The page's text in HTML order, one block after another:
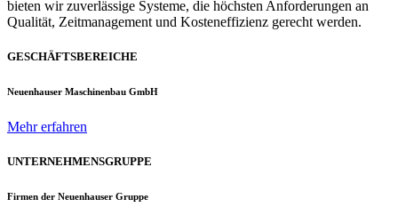
bieten wir zuverlässige Systeme, die höchsten Anforderungen an
Qualität, Zeitmanagement und Kosteneffizienz gerecht werden.
GESCHÄFTSBEREICHE
Neuenhauser Maschinenbau GmbH
Mehr erfahren
UNTERNEHMENSGRUPPE
Firmen der Neuenhauser Gruppe